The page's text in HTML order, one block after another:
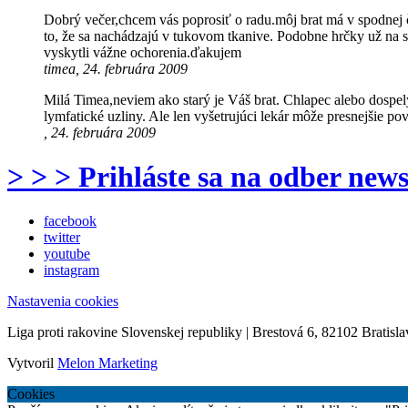
Dobrý večer,chcem vás poprosiť o radu.môj brat má v
to, že sa nachádzajú v tukovom tkanive. Podobne hrčky už
vyskytli vážne ochorenia.ďakujem
timea, 24. februára 2009
Milá Timea,neviem ako starý je Váš brat. Chlapec alebo
lymfatické uzliny. Ale len vyšetrujúci lekár môže presnejšie
, 24. februára 2009
> > > Prihláste sa na odber
facebook
twitter
youtube
instagram
Nastavenia cookies
Liga proti rakovine Slovenskej republiky | Brestová 6, 82102
Vytvoril Melon Marketing
Cookies